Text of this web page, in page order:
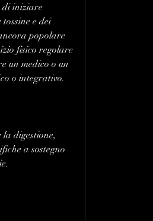
di iniziare
e dei
popolare
fisico regolare
un medico o un
o integrativo.
digestione,
a sostegno